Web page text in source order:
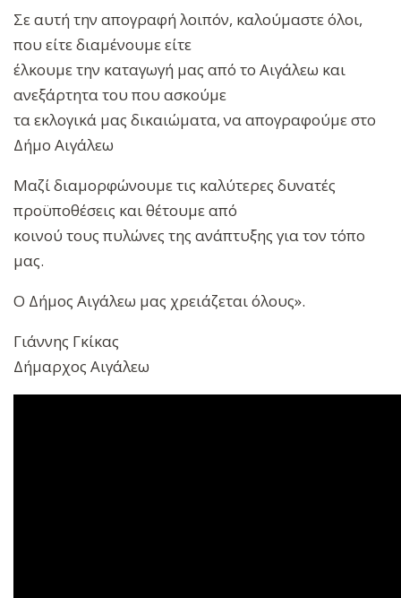
Σε αυτή την απογραφή λοιπόν, καλούμαστε όλοι,
που είτε διαμένουμε είτε
έλκουμε την καταγωγή μας από το Αιγάλεω και
ανεξάρτητα του που ασκούμε
τα εκλογικά μας δικαιώματα, να απογραφούμε στο
Δήμο Αιγάλεω
Μαζί διαμορφώνουμε τις καλύτερες δυνατές
προϋποθέσεις και θέτουμε από
κοινού τους πυλώνες της ανάπτυξης για τον τόπο
μας.
Ο Δήμος Αιγάλεω μας χρειάζεται όλους».
Γιάννης Γκίκας
Δήμαρχος Αιγάλεω